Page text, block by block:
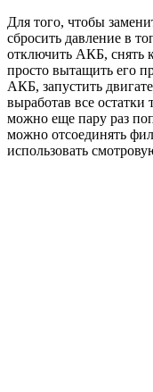
Для того, чтобы
сбросить давление в
отключить АКБ, снять
просто вытащить его
АКБ, запустить
выработав все остатки
можно еще пару раз
можно отсоединять
использовать